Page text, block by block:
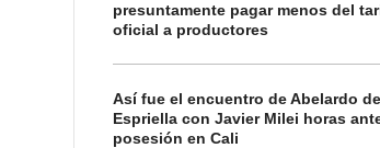
presuntamente pagar menos del
oficial a productores
Así fue el encuentro de Abelardo
Espriella con Javier Milei horas
posesión en Cali